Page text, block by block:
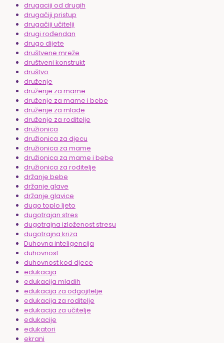
drugaciji od drugih
drugačiji pristup
drugačiji učitelji
drugi rođendan
drugo dijete
društvene mreže
društveni konstrukt
društvo
druženje
druženje za mame
druženje za mame i bebe
druženje za mlade
druženje za roditelje
družionica
družionica za djecu
družionica za mame
družionica za mame i bebe
družionica za roditelje
držanje bebe
držanje glave
držanje glavice
dugo toplo ljeto
dugotrajan stres
dugotrajna izloženost stresu
dugotrajna kriza
Duhovna inteligencija
duhovnost
duhovnost kod djece
edukacija
edukacija mladih
edukacija za odgojitelje
edukacija za roditelje
edukacija za učitelje
edukacije
edukatori
ekrani